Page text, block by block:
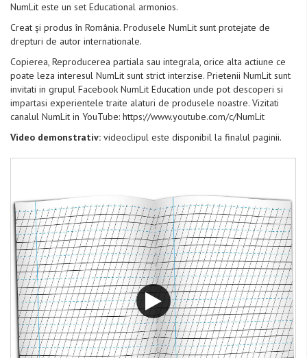
NumLit este un set Educational armonios.
Creat și produs în România. Produsele NumLit sunt protejate de
drepturi de autor internationale.
Copierea, Reproducerea partiala sau integrala, orice alta actiune ce
poate leza interesul NumLit sunt strict interzise. Prietenii NumLit sunt
invitati in grupul Facebook NumLit Education unde pot descoperi si
impartasi experientele traite alaturi de produsele noastre. Vizitati
canalul NumLit in YouTube: https://www.youtube.com/c/NumLit
Video demonstrativ: videoclipul este disponibil la finalul paginii.